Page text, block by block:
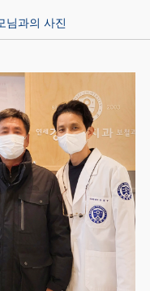
님과의 사진